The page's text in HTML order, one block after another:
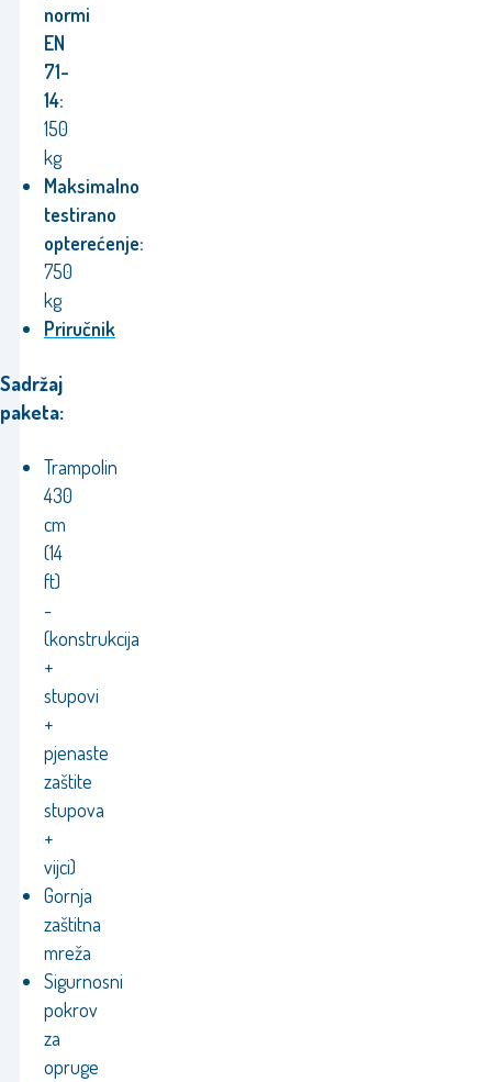
normi
EN
71-
14:
150
kg
Maksimalno
testirano
opterećenje:
750
kg
Priručnik
Sadržaj
paketa:
Trampolin
430
cm
(14
ft)
-
(konstrukcija
+
stupovi
+
pjenaste
zaštite
stupova
+
vijci)
Gornja
zaštitna
mreža
Sigurnosni
pokrov
za
opruge